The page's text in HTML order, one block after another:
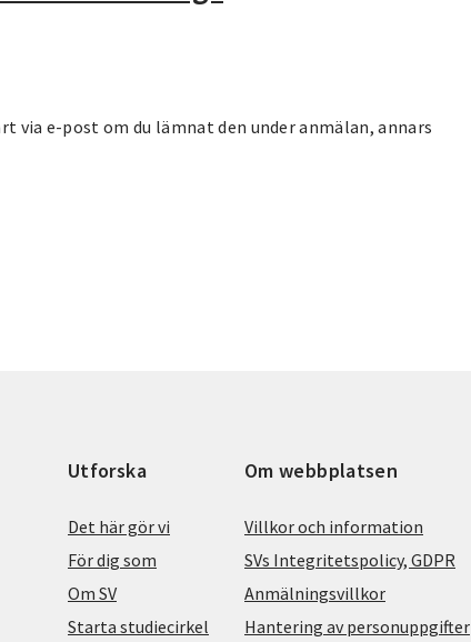
via e-post om du lämnat den under anmälan, annars
Utforska
Det här gör vi
För dig som
Om SV
Starta studiecirkel
Om webbplatsen
Villkor och information
SVs Integritetspolicy, GDPR
Anmälningsvillkor
Hantering av personuppgifter